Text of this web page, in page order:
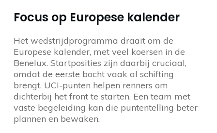
Focus op Europese kalender
Het wedstrijdprogramma draait om de
Europese kalender, met veel koersen in de
Benelux. Startposities zijn daarbij cruciaal,
omdat de eerste bocht vaak al schifting
brengt. UCI-punten helpen renners om
dichterbij het front te starten. Een team met
vaste begeleiding kan die puntentelling beter
plannen en bewaken.